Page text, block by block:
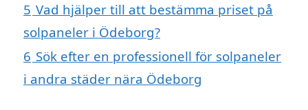
5 Vad hjälper till att bestämma priset på
solpaneler i Ödeborg?
6 Sök efter en professionell för solpaneler
i andra städer nära Ödeborg